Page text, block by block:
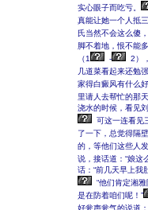
实心眼子而吃亏。
真能让她一个人抵
氏当然不会这么傻
脚不着地，恨不能
（1
-
2）
几道菜看起来还勉
家得白癜风有什么
里请人去帮忙的那
浇水的时候，看见
可这一连看见
了一下，总觉得隔
的，等他们这些人
说，接话道：“娘这
话：“前几天早上我
“他们肯定湘
是在防着咱们呢！”
好瓮声瓮气的说道